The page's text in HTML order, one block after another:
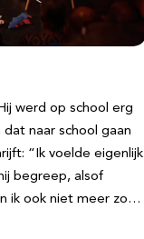
werd op school erg
naar school gaan
“Ik voelde eigenlijk
begreep, alsof
ik ook niet meer zo…